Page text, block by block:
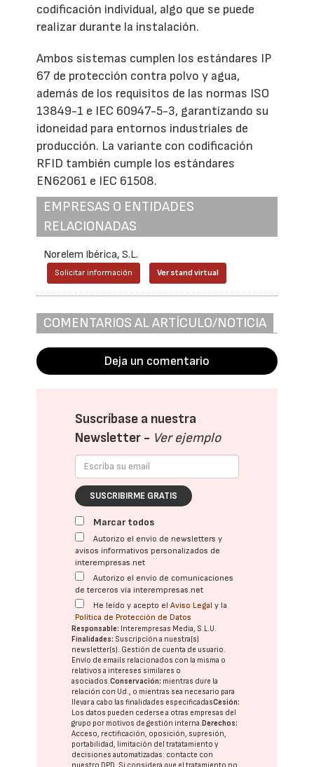
codificación individual, algo que se puede
realizar durante la instalación.
Ambos sistemas cumplen los estándares IP
67 de protección contra polvo y agua,
además de los requisitos de las normas ISO
13849-1 e IEC 60947-5-3, garantizando su
idoneidad para entornos industriales de
producción. La variante con codificación
RFID también cumple los estándares
EN62061 e IEC 61508.
EMPRESAS O ENTIDADES
RELACIONADAS
Norelem Ibérica, S.L.
Solicitar información Ver stand virtual
COMENTARIOS AL ARTÍCULO/NOTICIA
Deja un comentario
Suscríbase a nuestra
Newsletter - Ver ejemplo
SUSCRIBIRME GRATIS
Marcar todos
Autorizo el envío de newsletters y
avisos informativos personalizados de
interempresas.net
Autorizo el envío de comunicaciones
de terceros vía interempresas.net
He leído y acepto elAviso Legal y la
Política de Protección de Datos
Responsable: Interempresas Media, S.L.U.
Finalidades: Suscripción a nuestra(s)
newsletter(s). Gestión de cuenta de usuario.
Envío de emails relacionados con la misma o
relativos a intereses similares o
asociados.Conservación: mientras dure la
relación con Ud., o mientras sea necesario para
llevar a cabo las finalidades especificadasCesión:
Los datos pueden cederse a otras empresas del
grupo por motivos de gestión interna.Derechos:
Acceso, rectificación, oposición, supresión,
portabilidad, limitación del tratatamiento y
decisiones automatizadas: contacte con
nuestro DPD . Si considera que el tratamiento no